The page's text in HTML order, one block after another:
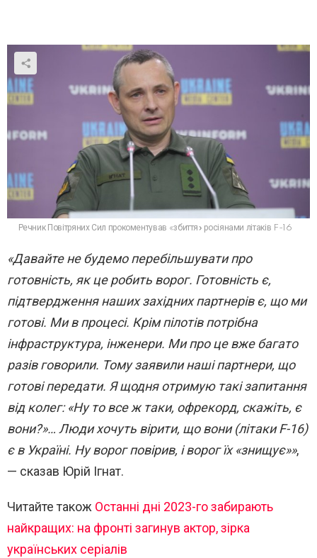
Речник Повітряних Сил прокоментував «збиття» росіянами літаків F-16
«Давайте не будемо перебільшувати про
готовність, як це робить ворог. Готовність є,
підтвердження наших західних партнерів є, що ми
готові. Ми в процесі. Крім пілотів потрібна
інфраструктура, інженери. Ми про це вже багато
разів говорили. Тому заявили наші партнери, що
готові передати. Я щодня отримую такі запитання
від колег: «Ну то все ж таки, офрекорд, скажіть, є
вони?»… Люди хочуть вірити, що вони (літаки F-16)
є в Україні. Ну ворог повірив, і ворог їх «знищує»»,
— сказав Юрій Ігнат.
Читайте також Останні дні 2023-го забирають
найкращих: на фронті загинув актор, зірка
українських серіалів